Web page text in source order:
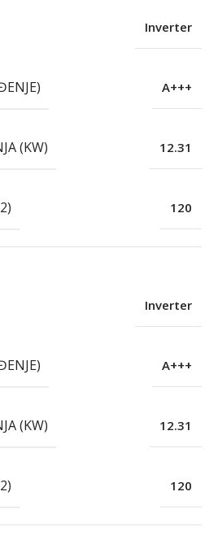
Inverter
A+++
(KW) 12.31
120
Inverter
A+++
(KW) 12.31
120